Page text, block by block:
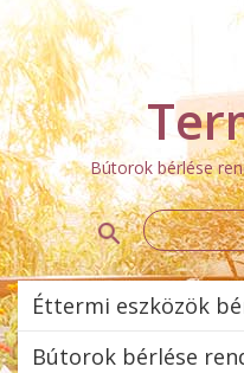
Bútorok bérlése
Éttermi eszközök
Bútorok bérlése